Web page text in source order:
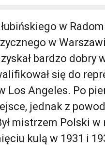
w
w
bardzo dobry
się do
Los Angeles. Po
jednak z
mistrzem Polski w
kulą w 1931 i